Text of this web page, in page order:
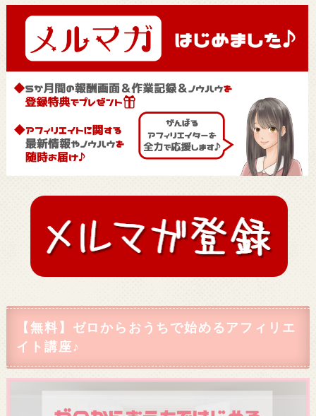
【無料】ゼロからおうちで始めるアフィリエ
イト講座♪